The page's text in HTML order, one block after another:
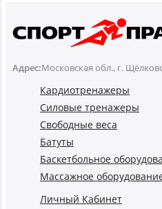
Адрес:Московская обл., г.
Кардиотренажеры
Силовые тренажеры
Свободные веса
Батуты
Баскетбольное
Массажное
Личный Кабинет